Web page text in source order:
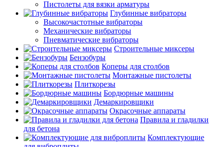
Пистолеты для вязки арматуры
Глубинные вибраторы
Высокочастотные вибраторы
Механические вибраторы
Пневматические вибраторы
Строительные миксеры
Бензобуры
Коперы для столбов
Монтажные пистолеты
Плиткорезы
Бордюрные машины
Демаркировщики
Окрасочные аппараты
Правила и гладилки
для бетона
Комплектующие